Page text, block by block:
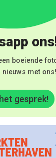
boeiende
nieuws met ons!
gesprek!